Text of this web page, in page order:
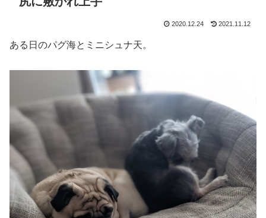
2020.12.24 2021.11.12
ある日のパグ海とミニシュナ天。